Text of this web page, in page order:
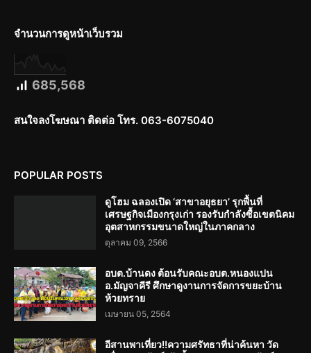
จำนวนการดูหน้าเว็บรวม
685,568
สนใจลงโฆษณา ติดต่อ โทร. 063-6075040
POPULAR POSTS
ดูโฮม ฉลองเปิด ‘สาขาอยุธยา’ รุกพื้นที่
เศรษฐกิจเมืองกรุงเก่า รองรับกำลังซื้อเขตนิคม
อุตสาหกรรมขนาดใหญ่ในภาคกลาง
ตุลาคม 09, 2566
อบต.บ้านดง ต้อนรับคณะอบต.หนองแปน
อ.มัญจาคีรี ศึกษาดูงานการจัดการขยะบ้าน
ห้วยทราย
เมษายน 05, 2564
อีสานพาเที่ยว!!ความศรัทธาที่น่าค้นหา วัด